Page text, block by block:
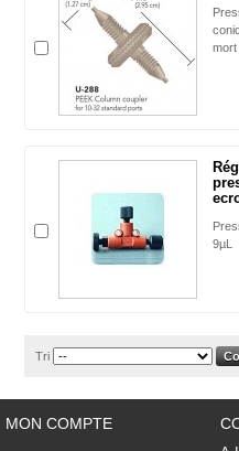
mort
9µL
Tri
MON COMPTE